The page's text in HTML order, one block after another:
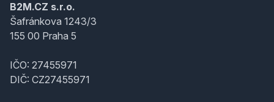
B2M.CZ s.r.o.
Šafránkova 1243/3
155 00 Praha 5
IČO: 27455971
DIČ: CZ27455971